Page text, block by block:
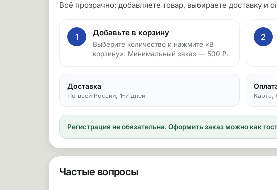
Всё прозрачно: добавляете товар, выбираете доставку
1 Добавьте в корзину
Выберите количество и нажмите «В
корзину». Минимальный заказ — 500 ₽.
2
Доставка
По всей России, 1–7 дней Карта,
Регистрация не обязательна. Оформить заказ можно как
Частые вопросы